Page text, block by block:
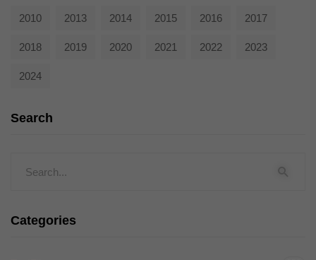
2010 2013 2014 2015 2016 2017
2018 2019 2020 2021 2022 2023
2024
Search
Categories